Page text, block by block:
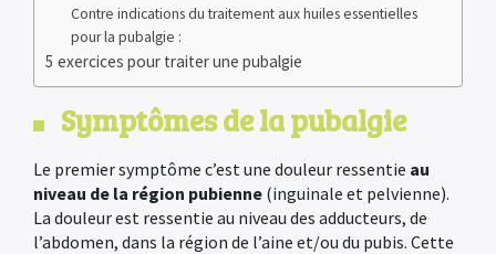
Contre indications du traitement aux huiles essentielles
pour la pubalgie :
5 exercices pour traiter une pubalgie
Symptômes de la pubalgie
Le premier symptôme c’est une douleur ressentie au
niveau de la région pubienne (inguinale et pelvienne).
La douleur est ressentie au niveau des adducteurs, de
l’abdomen, dans la région de l’aine et/ou du pubis. Cette